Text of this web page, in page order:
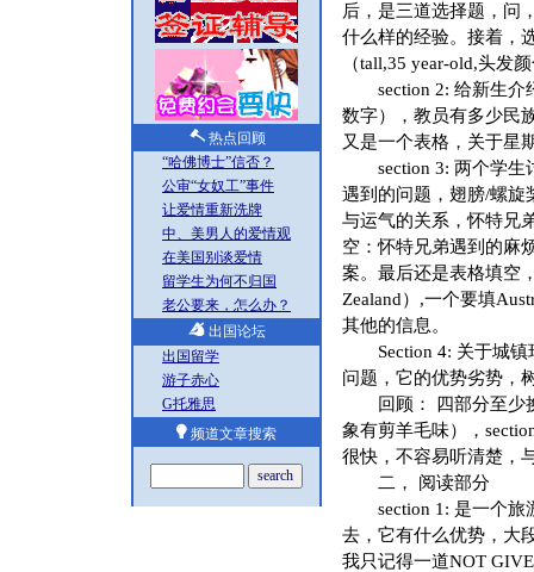
热点回顾
“哈佛博士”信否？
公审“女奴工”事件
让爱情重新洗牌
中、美男人的爱情观
在美国别谈爱情
留学生为何不归国
老公要来，怎么办？
出国论坛
出国留学
游子赤心
G托雅思
频道文章搜索
后，是三道选择题，问
什么样的经验。接着，
（tall,35 year-old,头发
section 2: 给新生介
数字），教员有多少民
又是一个表格，关于星
section 3: 两个学生
遇到的问题，翅膀/螺旋
与运气的关系，怀特兄
空：怀特兄弟遇到的麻
案。最后还是表格填空
Zealand）,一个要填
其他的信息。
Section 4: 关于城镇
问题，它的优势劣势，
回顾： 四部分至少换
象有剪羊毛味），
很快，不容易听清楚，
二， 阅读部分
section 1: 是一个旅
去，它有什么优势，大
我只记得一道NOT